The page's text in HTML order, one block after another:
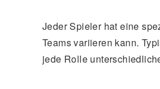
Jeder Spieler hat eine
Teams variieren kann.
jede Rolle